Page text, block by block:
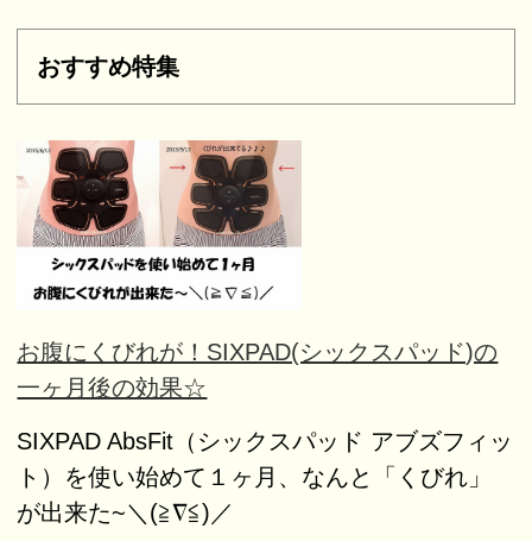
おすすめ特集
お腹にくびれが！SIXPAD(シックスパッド)の
一ヶ月後の効果☆
SIXPAD AbsFit（シックスパッド アブズフィッ
ト）を使い始めて１ヶ月、なんと「くびれ」
が出来た~＼(≧∇≦)／